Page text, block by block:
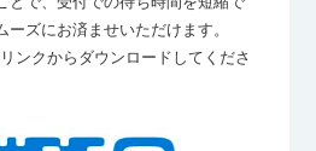
ズにお済ませいただけます。
ンクからダウンロードしてくださ